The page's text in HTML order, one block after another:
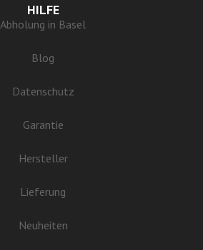
HILFE
Abholung in Basel
Blog
Datenschutz
Garantie
Hersteller
Lieferung
Neuheiten